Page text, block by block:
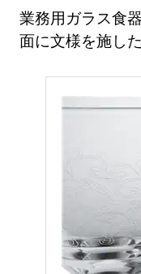
業務用ガラス食
面に文様を施し